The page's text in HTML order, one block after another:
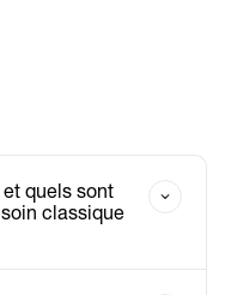
et quels sont
classique